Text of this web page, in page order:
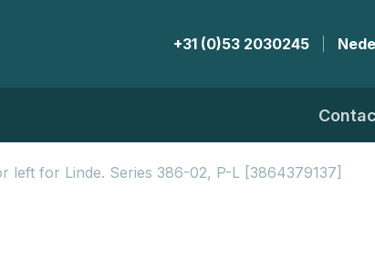
+31 (0)53 2030245 |
left for Linde. Series 386-02, P-L [3864379137]